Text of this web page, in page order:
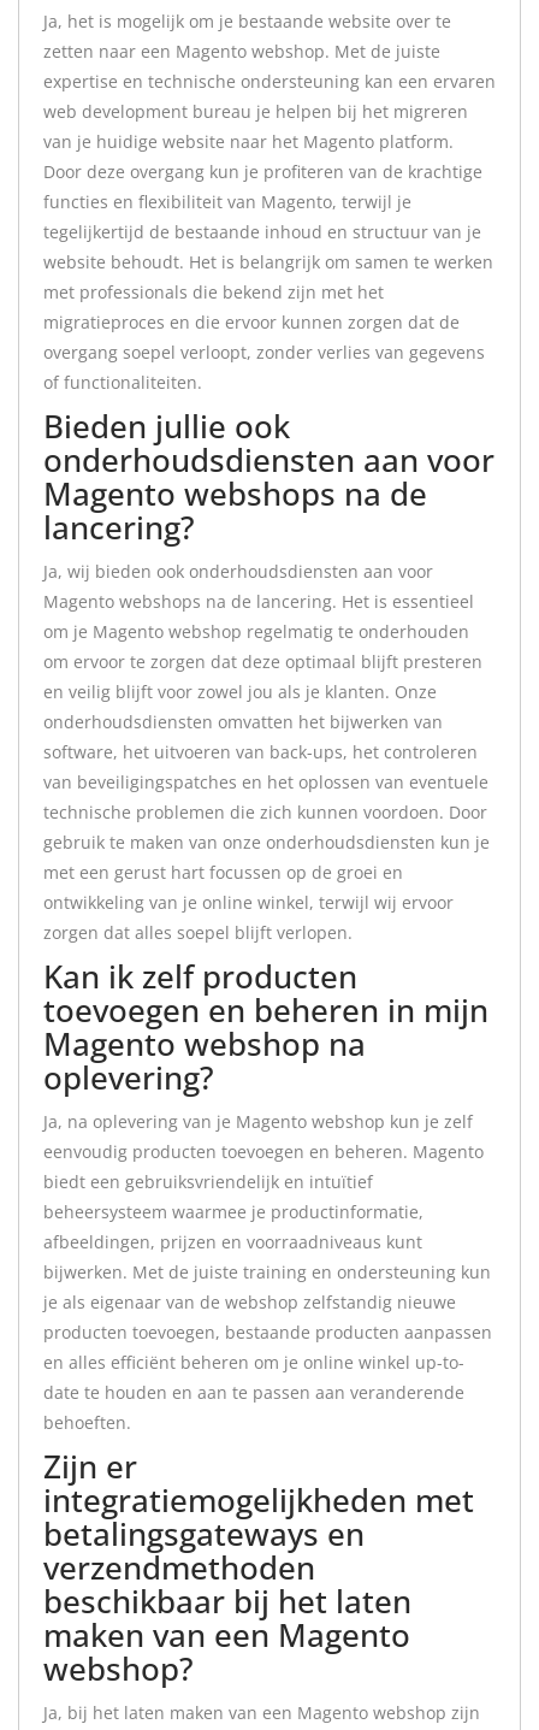
Ja, het is mogelijk om je bestaande website over te
zetten naar een Magento webshop. Met de juiste
expertise en technische ondersteuning kan een ervaren
web development bureau je helpen bij het migreren
van je huidige website naar het Magento platform.
Door deze overgang kun je profiteren van de krachtige
functies en flexibiliteit van Magento, terwijl je
tegelijkertijd de bestaande inhoud en structuur van je
website behoudt. Het is belangrijk om samen te werken
met professionals die bekend zijn met het
migratieproces en die ervoor kunnen zorgen dat de
overgang soepel verloopt, zonder verlies van gegevens
of functionaliteiten.
Bieden jullie ook
onderhoudsdiensten aan voor
Magento webshops na de
lancering?
Ja, wij bieden ook onderhoudsdiensten aan voor
Magento webshops na de lancering. Het is essentieel
om je Magento webshop regelmatig te onderhouden
om ervoor te zorgen dat deze optimaal blijft presteren
en veilig blijft voor zowel jou als je klanten. Onze
onderhoudsdiensten omvatten het bijwerken van
software, het uitvoeren van back-ups, het controleren
van beveiligingspatches en het oplossen van eventuele
technische problemen die zich kunnen voordoen. Door
gebruik te maken van onze onderhoudsdiensten kun je
met een gerust hart focussen op de groei en
ontwikkeling van je online winkel, terwijl wij ervoor
zorgen dat alles soepel blijft verlopen.
Kan ik zelf producten
toevoegen en beheren in mijn
Magento webshop na
oplevering?
Ja, na oplevering van je Magento webshop kun je zelf
eenvoudig producten toevoegen en beheren. Magento
biedt een gebruiksvriendelijk en intuïtief
beheersysteem waarmee je productinformatie,
afbeeldingen, prijzen en voorraadniveaus kunt
bijwerken. Met de juiste training en ondersteuning kun
je als eigenaar van de webshop zelfstandig nieuwe
producten toevoegen, bestaande producten aanpassen
en alles efficiënt beheren om je online winkel up-to-
date te houden en aan te passen aan veranderende
behoeften.
Zijn er
integratiemogelijkheden met
betalingsgateways en
verzendmethoden
beschikbaar bij het laten
maken van een Magento
webshop?
Ja, bij het laten maken van een Magento webshop zijn